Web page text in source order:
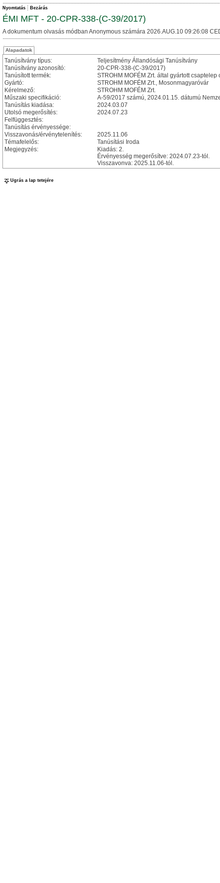
Nyomtatás Bezárás
ÉMI MFT - 20-CPR-338-(C-39/2017)
A dokumentum olvasás módban Anonymous számára 2026.AUG.10 09:26:08
Alapadatok
Tanúsítvány típus:
Teljesítmény Állandósági Tanúsítvány
Tanúsítvány azonosító:
20-CPR-338-(C-39/2017)
Tanúsított termék:
STROHM MOFÉM Zrt. által gyártott csaptelep
Gyártó:
STROHM MOFÉM Zrt., Mosonmagyaróvár
Kérelmező:
STROHM MOFÉM Zrt.
Műszaki specifikáció:
A-59/2017 számú, 2024.01.15. dátumú
Tanúsítás kiadása:
2024.03.07
Utolsó megerősítés:
2024.07.23
Felfüggesztés:
Tanúsítás érvényessége:
Visszavonás/érvénytelenítés:
2025.11.06
Témafelelős:
Tanúsítási Iroda
Megjegyzés:
Kiadás: 2.
Érvényesség megerősítve: 2024.07.23-tól.
Visszavonva: 2025.11.06-tól.
Ugrás a lap tetejére